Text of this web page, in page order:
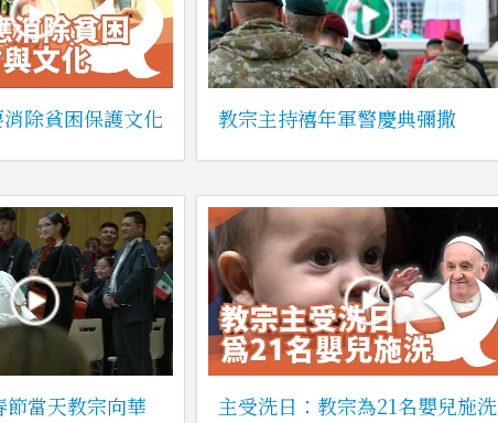
除貧困保護文化 教宗主持禧年軍警慶典彌撒
當天教宗向華 主受洗日：教宗為21名嬰兒施洗